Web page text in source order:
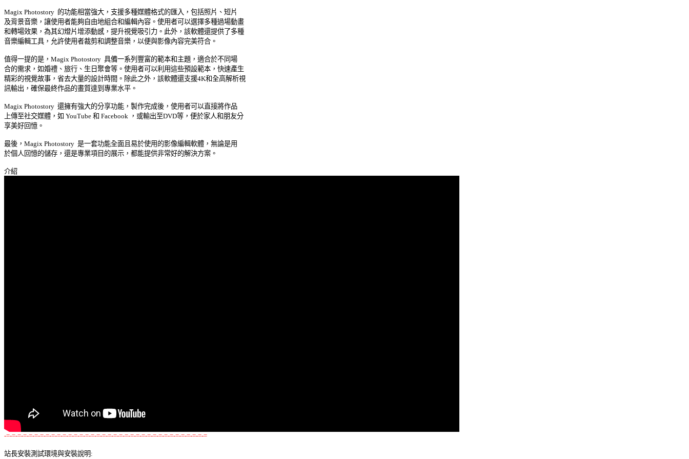
Magix Photostory  的功能相當強大，支援多種媒體格式的匯入，包括照片、短片
及背景音樂，讓使用者能夠自由地組合和編輯內容。使用者可以選擇多種過場動畫
和轉場效果，為其幻燈片增添動感，提升視覺吸引力。此外，該軟體還提供了多種
音樂編輯工具，允許使用者裁剪和調整音樂，以便與影像內容完美符合。
值得一提的是，Magix Photostory  具備一系列豐富的範本和主題，適合於不同場
合的需求，如婚禮、旅行、生日聚會等。使用者可以利用這些預設範本，快速產生
精彩的視覺故事，省去大量的設計時間。除此之外，該軟體還支援4K和全高解析視
訊輸出，確保最終作品的畫質達到專業水平。
Magix Photostory  還擁有強大的分享功能，製作完成後，使用者可以直接將作品
上傳至社交媒體，如 YouTube 和 Facebook ，或輸出至DVD等，便於家人和朋友分
享美好回憶。
最後，Magix Photostory  是一套功能全面且易於使用的影像編輯軟體，無論是用
於個人回憶的儲存，還是專業項目的展示，都能提供非常好的解決方案。
-=-=-=-=-=-=-=-=-=-=-=-=-=-=-=-=-=-=-=-=-=-=-=-=-=-=-=-=-=-=-=-=-=-=-=-=
站長安裝測試環境與安裝說明: